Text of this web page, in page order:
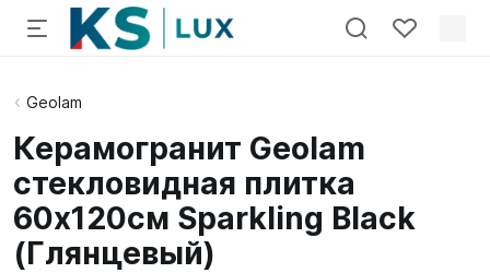
Geolam
Керамогранит Geolam
стекловидная плитка
60х120см Sparkling Black
(Глянцевый)